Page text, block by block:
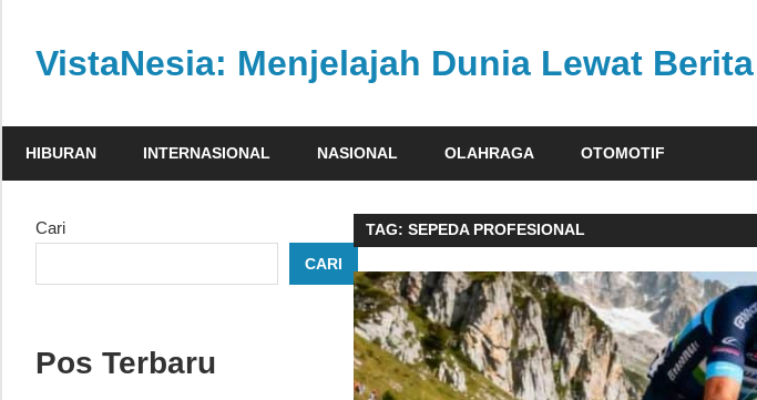
contentVistaNesia: Menjelajah Dunia Lewat Berita
dan
dalam
platform
HIBURAN INTERNASIONAL NASIONAL OLAHRAGA OTOMOTIF
TAG:SEPEDA PROFESIONAL
Cari
CARI
Pos Terbaru